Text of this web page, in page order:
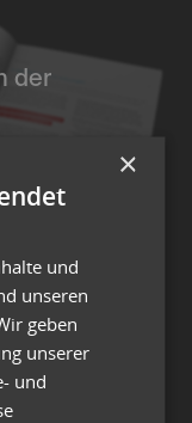
der
Whitepaper
wir stellen Ihnen
×
und
unseren
geben
unserer
und